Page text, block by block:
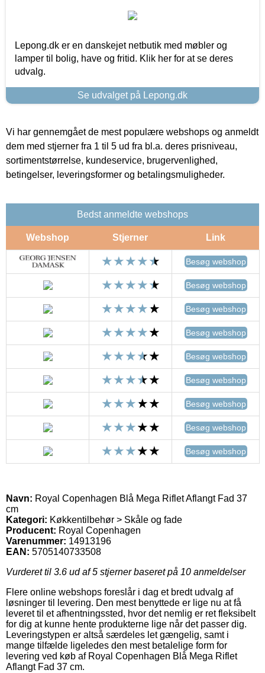
Lepong.dk er en danskejet netbutik med møbler og
lamper til bolig, have og fritid. Klik her for at se deres
udvalg.
Se udvalget på Lepong.dk
Vi har gennemgået de mest populære webshops og anmeldt
dem med stjerner fra 1 til 5 ud fra bl.a. deres prisniveau,
sortimentstørrelse, kundeservice, brugervenlighed,
betingelser, leveringsformer og betalingsmuligheder.
Bedst anmeldte webshops
Webshop Stjerner Link
Besøg webshop
Besøg webshop
Besøg webshop
Besøg webshop
Besøg webshop
Besøg webshop
Besøg webshop
Besøg webshop
Besøg webshop
Navn: Royal Copenhagen Blå Mega Riflet Aflangt Fad 37
cm
Kategori: Køkkentilbehør > Skåle og fade
Producent: Royal Copenhagen
Varenummer: 14913196
EAN: 5705140733508
Vurderet til 3.6 ud af 5 stjerner baseret på 10 anmeldelser
Flere online webshops foreslår i dag et bredt udvalg af
løsninger til levering. Den mest benyttede er lige nu at få
leveret til et afhentningssted, hvor det nemlig er ret fleksibelt
for dig at kunne hente produkterne lige når det passer dig.
Leveringstypen er altså særdeles let gængelig, samt i
mange tilfælde ligeledes den mest betalelige form for
levering ved køb af Royal Copenhagen Blå Mega Riflet
Aflangt Fad 37 cm.